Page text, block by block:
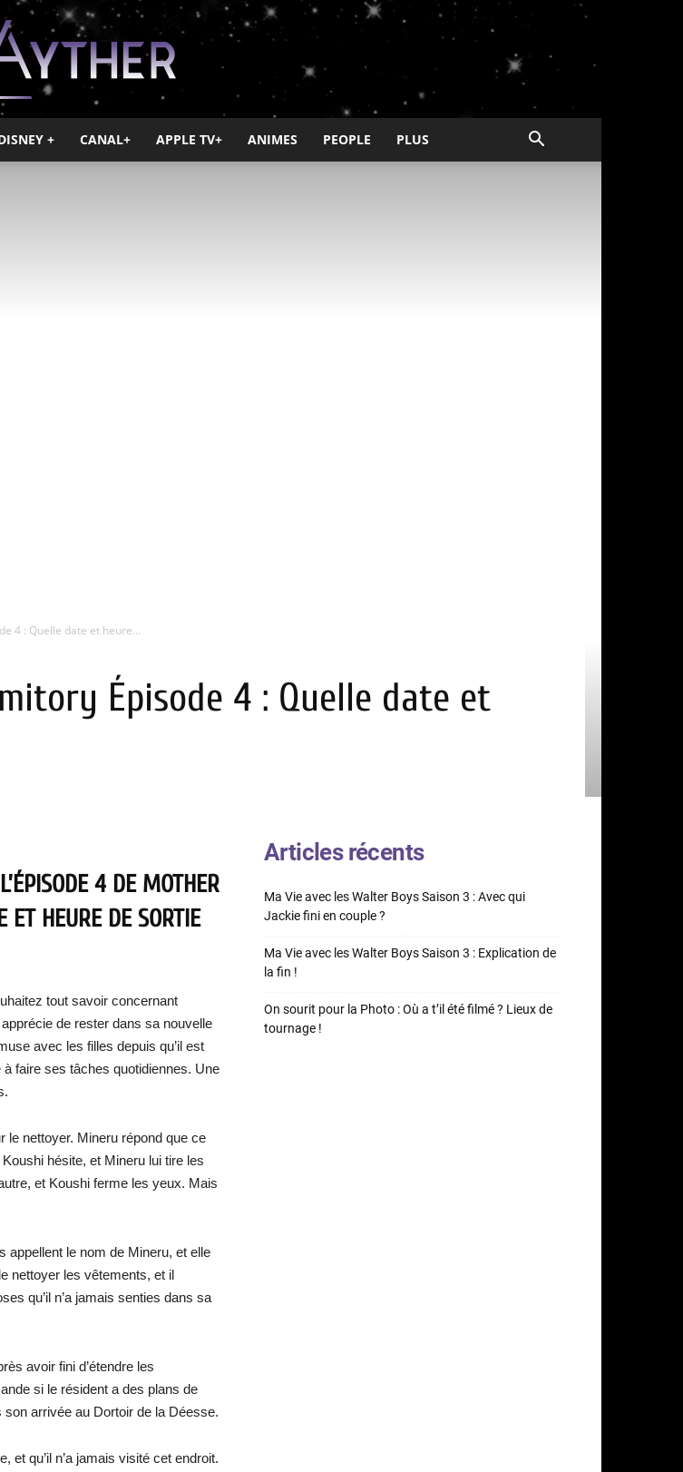
Ayther
+ CANAL+ APPLE TV+ ANIMES PEOPLE PLUS
4 : Quelle date et heure...
Épisode 4 : Quelle date et
4 DE MOTHER
ET HEURE DE SORTIE
tout savoir concernant
de rester dans sa nouvelle
avec les filles depuis qu’il est
faire ses tâches quotidiennes. Une
le nettoyer. Mineru répond que ce
hésite, et Mineru lui tire les
et Koushi ferme les yeux. Mais
appellent le nom de Mineru, et elle
nettoyer les vêtements, et il
qu’il n’a jamais senties dans sa
avoir fini d’étendre les
si le résident a des plans de
arrivée au Dortoir de la Déesse.
et qu’il n’a jamais visité cet endroit.
Articles récents
Ma Vie avec les Walter Boys Saison 3 : Avec qui
Jackie fini en couple ?
Ma Vie avec les Walter Boys Saison 3 : Explication de
la fin !
On sourit pour la Photo : Où a t’il été filmé ? Lieux de
tournage !